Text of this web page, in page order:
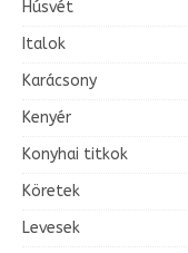
Húsvét
Italok
Karácsony
Kenyér
Konyhai titkok
Köretek
Levesek